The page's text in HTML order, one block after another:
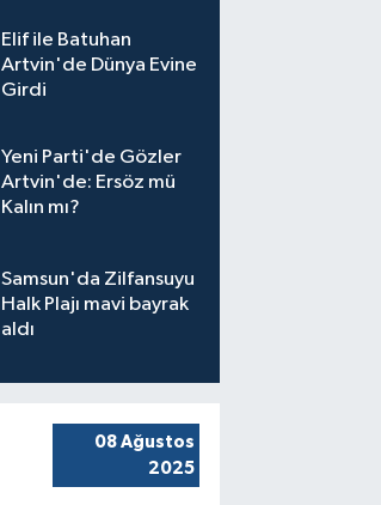
Elif ile Batuhan
Artvin'de Dünya Evine
Girdi
Yeni Parti'de Gözler
Artvin'de: Ersöz mü
Kalın mı?
Samsun'da Zilfansuyu
Halk Plajı mavi bayrak
aldı
08 Ağustos
2025